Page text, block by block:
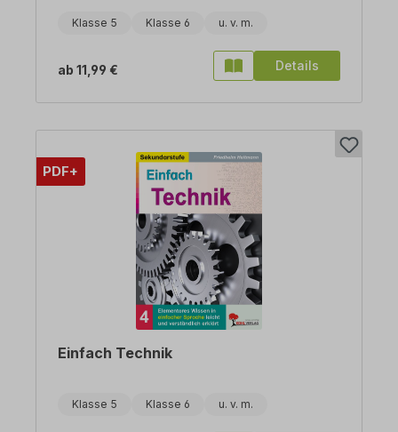
Klasse 5 Klasse 6
ab 11,99 € Details
PDF+
Einfach Technik
Klasse 5 Klasse 6